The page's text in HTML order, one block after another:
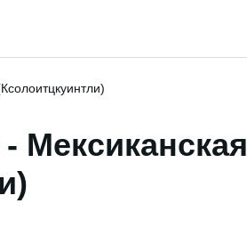
Мексиканская